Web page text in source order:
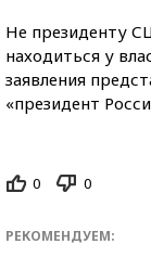
Не президенту
находиться у
заявления
«президент
0 0
РЕКОМЕНДУЕМ: